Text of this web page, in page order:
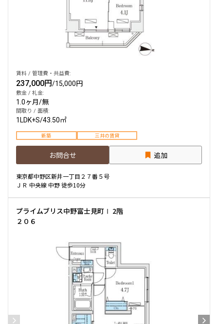
1分以内
5分以内
15分以内
当社限定物件
専任物件
三井の賃貸物件
申込無し物件のみ表示
ペット可・相談
楽器可・相談
より詳細な絞り込み
設定する
検索対象お部屋数
賃料 / 管理費・共益費:
237,000円/15,000円
敷金 / 礼金:
1.0ヶ月/無
間取り / 面積:
1LDK+S/43.50㎡
新築 三井の賃貸
お問合せ 追加
東京都中野区新井一丁目２７番５号
ＪＲ 中央線 中野 徒歩10分
プライムブリス中野富士見町Ⅰ 2階
２０６